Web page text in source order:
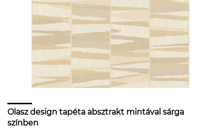
Olasz design tapéta absztrakt mintával sárga
színben